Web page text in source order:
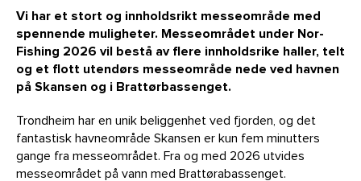
Vi har et stort og innholdsrikt messeområde med
spennende muligheter. Messeområdet under Nor-
Fishing 2026 vil bestå av flere innholdsrike haller, telt
og et flott utendørs messeområde nede ved havnen
på Skansen og i Brattørbassenget.
Trondheim har en unik beliggenhet ved fjorden, og det
fantastisk havneområde Skansen er kun fem minutters
gange fra messeområdet. Fra og med 2026 utvides
messeområdet på vann med Brattørabassenget.